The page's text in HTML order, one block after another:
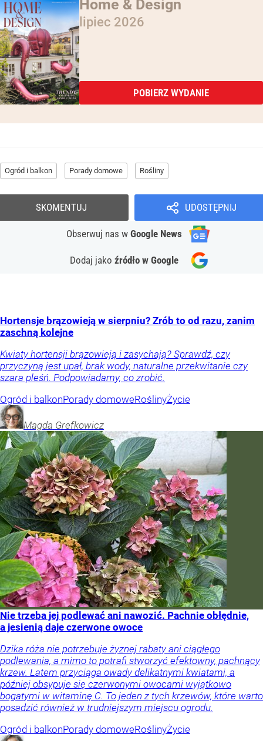
Home & Design
lipiec 2026
POBIERZ WYDANIE
Ogród i balkon Porady domowe Rośliny
UDOSTĘPNIJ
Obserwuj nas w Google News
Dodaj jako źródło w Google
SKOMENTUJ
Hortensje brązowieją w sierpniu? Zrób to od razu, zanim
zaschną kolejne
Kwiaty hortensji brązowieją i zasychają? Sprawdź, czy
przyczyną jest upał, brak wody, naturalne przekwitanie czy
szara pleśń. Podpowiadamy, co zrobić.
Ogród i balkonPorady domoweRoślinyŻycie
Magda Grefkowicz
Nie trzeba jej podlewać ani nawozić. Pachnie obłędnie,
a jesienią daje czerwone owoce
Dzika róża nie potrzebuje żyznej rabaty ani ciągłego
podlewania, a mimo to potrafi stworzyć efektowny, pachnący
krzew. Latem przyciąga owady delikatnymi kwiatami, a
później obsypuje się czerwonymi owocami wyjątkowo
bogatymi w witaminę C. To jeden z tych krzewów, które warto
posadzić również w trudniejszym miejscu ogrodu.
Ogród i balkonPorady domoweRoślinyŻycie